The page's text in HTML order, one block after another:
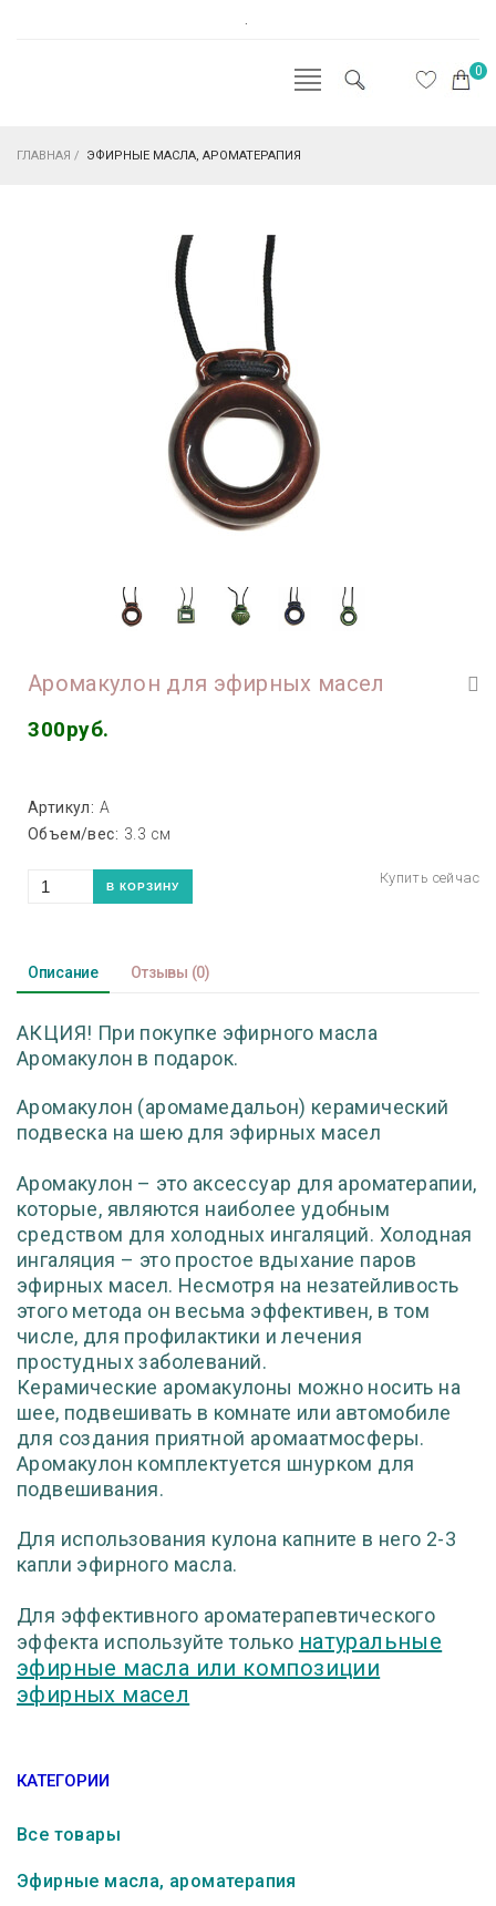
.
0
ГЛАВНАЯ / ЭФИРНЫЕ МАСЛА, АРОМАТЕРАПИЯ
Аромакулон для эфирных масел
300руб.
Артикул: А
Объем/вес: 3.3 см
Описание Отзывы (0)
АКЦИЯ! При покупке эфирного масла
Аромакулон в подарок.
Аромакулон (аромамедальон) керамический
подвеска на шею для эфирных масел
Аромакулон – это аксессуар для ароматерапии,
которые, являются наиболее удобным
средством для холодных ингаляций. Холодная
ингаляция – это простое вдыхание паров
эфирных масел. Несмотря на незатейливость
этого метода он весьма эффективен, в том
числе, для профилактики и лечения
простудных заболеваний.
Керамические аромакулоны можно носить на
шее, подвешивать в комнате или автомобиле
для создания приятной аромаатмосферы.
Аромакулон комплектуется шнурком для
подвешивания.
Для использования кулона капните в него 2-3
капли эфирного масла.
Для эффективного ароматерапевтического
эффекта используйте только натуральные
эфирные масла или композиции
эфирных масел
КАТЕГОРИИ
Все товары
Эфирные масла, ароматерапия